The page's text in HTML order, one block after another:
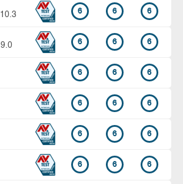
6 6 6
6 6 6
6 6 6
6 6 6
6 6 6
6 6 6